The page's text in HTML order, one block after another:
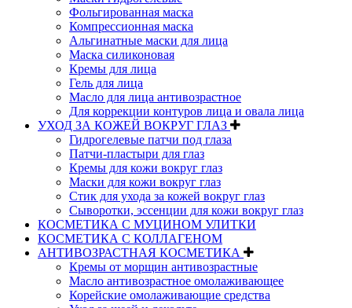
Фольгированная маска
Компрессионная маска
Альгинатные маски для лица
Маска силиконовая
Кремы для лица
Гель для лица
Масло для лица антивозрастное
Для коррекции контуров лица и овала лица
УХОД ЗА КОЖЕЙ ВОКРУГ ГЛАЗ
Гидрогелевые патчи под глаза
Патчи-пластыри для глаз
Кремы для кожи вокруг глаз
Маски для кожи вокруг глаз
Стик для ухода за кожей вокруг глаз
Сыворотки, эссенции для кожи вокруг глаз
КОСМЕТИКА С МУЦИНОМ УЛИТКИ
КОСМЕТИКА С КОЛЛАГЕНОМ
АНТИВОЗРАСТНАЯ КОСМЕТИКА
Кремы от морщин антивозрастные
Масло антивозрастное омолаживающее
Корейские омолаживающие средства